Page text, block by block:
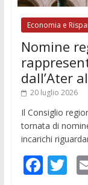
Economia e
Nomine
dall’Ater
20 luglio 2026
Il Consiglio
tornata di
incarichi
F T